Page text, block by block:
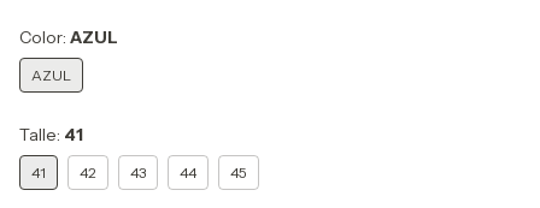
Color: AZUL
AZUL
Talle: 41
41 42 43 44 45